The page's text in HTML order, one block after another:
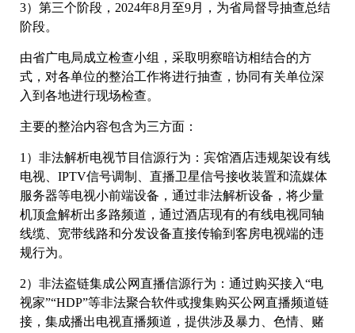
3）第三个阶段，2024年8月至9月，为省局督导抽查总结
阶段。
由省广电局成立检查小组，采取明察暗访相结合的方
式，对各单位的整治工作将进行抽查，协同有关单位深
入到各地进行现场检查。
主要的整治内容包含为三方面：
1）非法解析电视节目信源行为：宾馆酒店违规架设有线
电视、IPTV信号调制、直播卫星信号接收装置和流媒体
服务器等电视小前端设备，通过非法解析设备，将少量
机顶盒解析出多路频道，通过酒店现有的有线电视同轴
线缆、宽带线路和分发设备直接传输到客房电视端的违
规行为。
2）非法盗链集成公网直播信源行为：通过购买接入“电
视家”“HDP”等非法聚合软件或搜集购买公网直播频道链
接，集成播出电视直播频道，提供涉及暴力、色情、赌